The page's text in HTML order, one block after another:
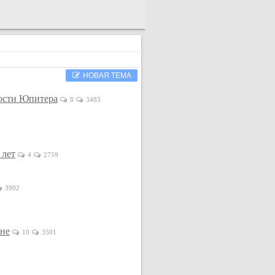
НОВАЯ ТЕМА
Юпитера 8 3483
4 2759
3902
10 3501